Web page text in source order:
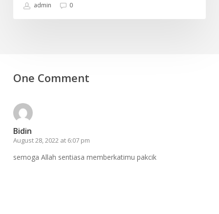
admin 0
One Comment
Bidin
August 28, 2022 at 6:07 pm
semoga Allah sentiasa memberkatimu pakcik